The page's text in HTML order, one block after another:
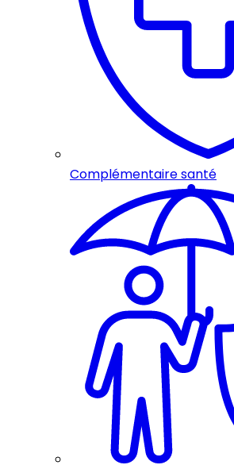
Complémentaire santé